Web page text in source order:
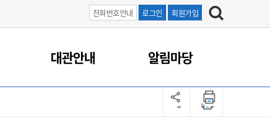
전화번호안내 로그인 회원가입
대관안내 알림마당